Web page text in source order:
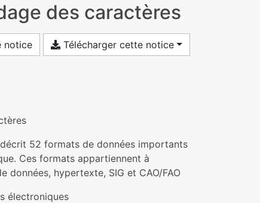
des caractères
notice Télécharger cette notice
52 formats de données importants
Ces formats appartiennent à
hypertexte, SIG et CAO/FAO
électroniques